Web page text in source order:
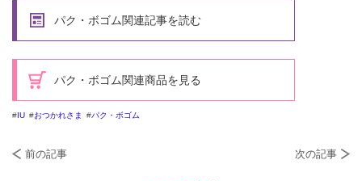
パク・ボゴム関連記事を読む
パク・ボゴム関連商品を見る
IU おつかれさま パク・ボゴム
前の記事 次の記事